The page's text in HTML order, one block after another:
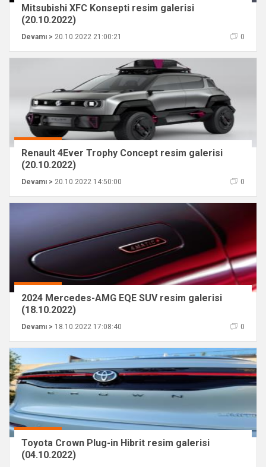
Mitsubishi XFC Konsepti resim galerisi
(20.10.2022)
Devamı > 20.10.2022 21:00:21 0
Renault 4Ever Trophy Concept resim galerisi
(20.10.2022)
Devamı > 20.10.2022 14:50:00 0
2024 Mercedes-AMG EQE SUV resim galerisi
(18.10.2022)
Devamı > 18.10.2022 17:08:40 0
Toyota Crown Plug-in Hibrit resim galerisi
(04.10.2022)